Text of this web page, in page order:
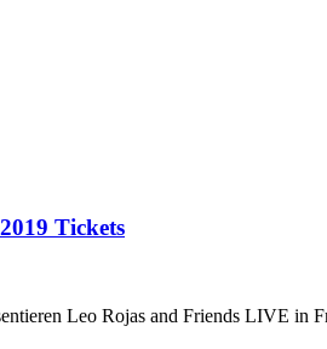
Tickets
Leo Rojas and Friends LIVE in